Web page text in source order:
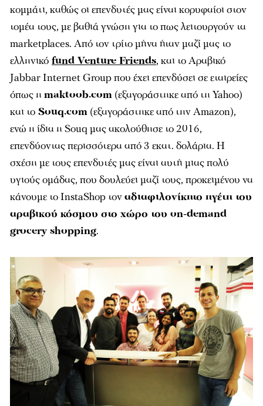
κομμάτι, καθώς οι επενδυτές μας είναι κορυφαίοι στον
τομέα τους, με βαθιά γνώση για το πως λειτουργούν τα
marketplaces. Από τον τρίτο μήνα ήταν μαζί μας το
ελληνικό fund Venture Friends, και το Αραβικό
Jabbar Internet Group που έχει επενδύσει σε εταιρείες
όπως ηmaktoob.com (εξαγοράστηκε από τη Yahoo)
και το Souq.com (εξαγοράστηκε από την Amazon),
ενώ η ίδια η Souq μας ακολούθησε το 2016,
επενδύοντας περισσότερα από 3 εκατ. δολάρια. Η
σχέση με τους επενδυτές μας είναι αυτή μιας πολύ
υγιούς ομάδας, που δουλεύει μαζί τους, προκειμένου να
κάνουμε το InstaShop τοναδιαφιλονίκητο ηγέτη του
αραβικού κόσμου στο χώρο του on-demand
grocery shopping.